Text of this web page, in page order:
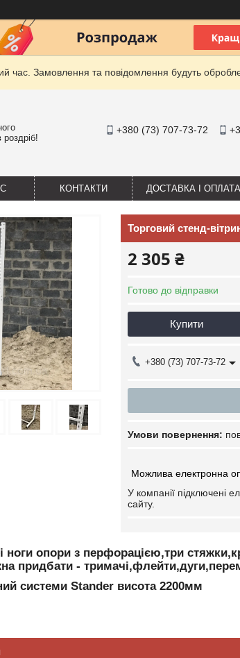
час. Замовлення та повідомлення будуть
роздріб!
+380 (73) 707-73-72
КОНТАКТИ ДОСТАВКА І ОПЛАТА
Торговий стенд-
2 305 ₴
Готово до відправки
Купити
+380 (73) 707-73-72
У компанії підключені
сайту.
ноги опори з перфорацією,три
придбати -
системи Stander висота 2200мм